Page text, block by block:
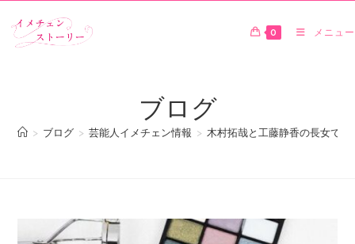
0 メニュー
ブログ
> ブログ > 芸能人イメチェン情報 > 木村拓哉と工藤静香の長女で